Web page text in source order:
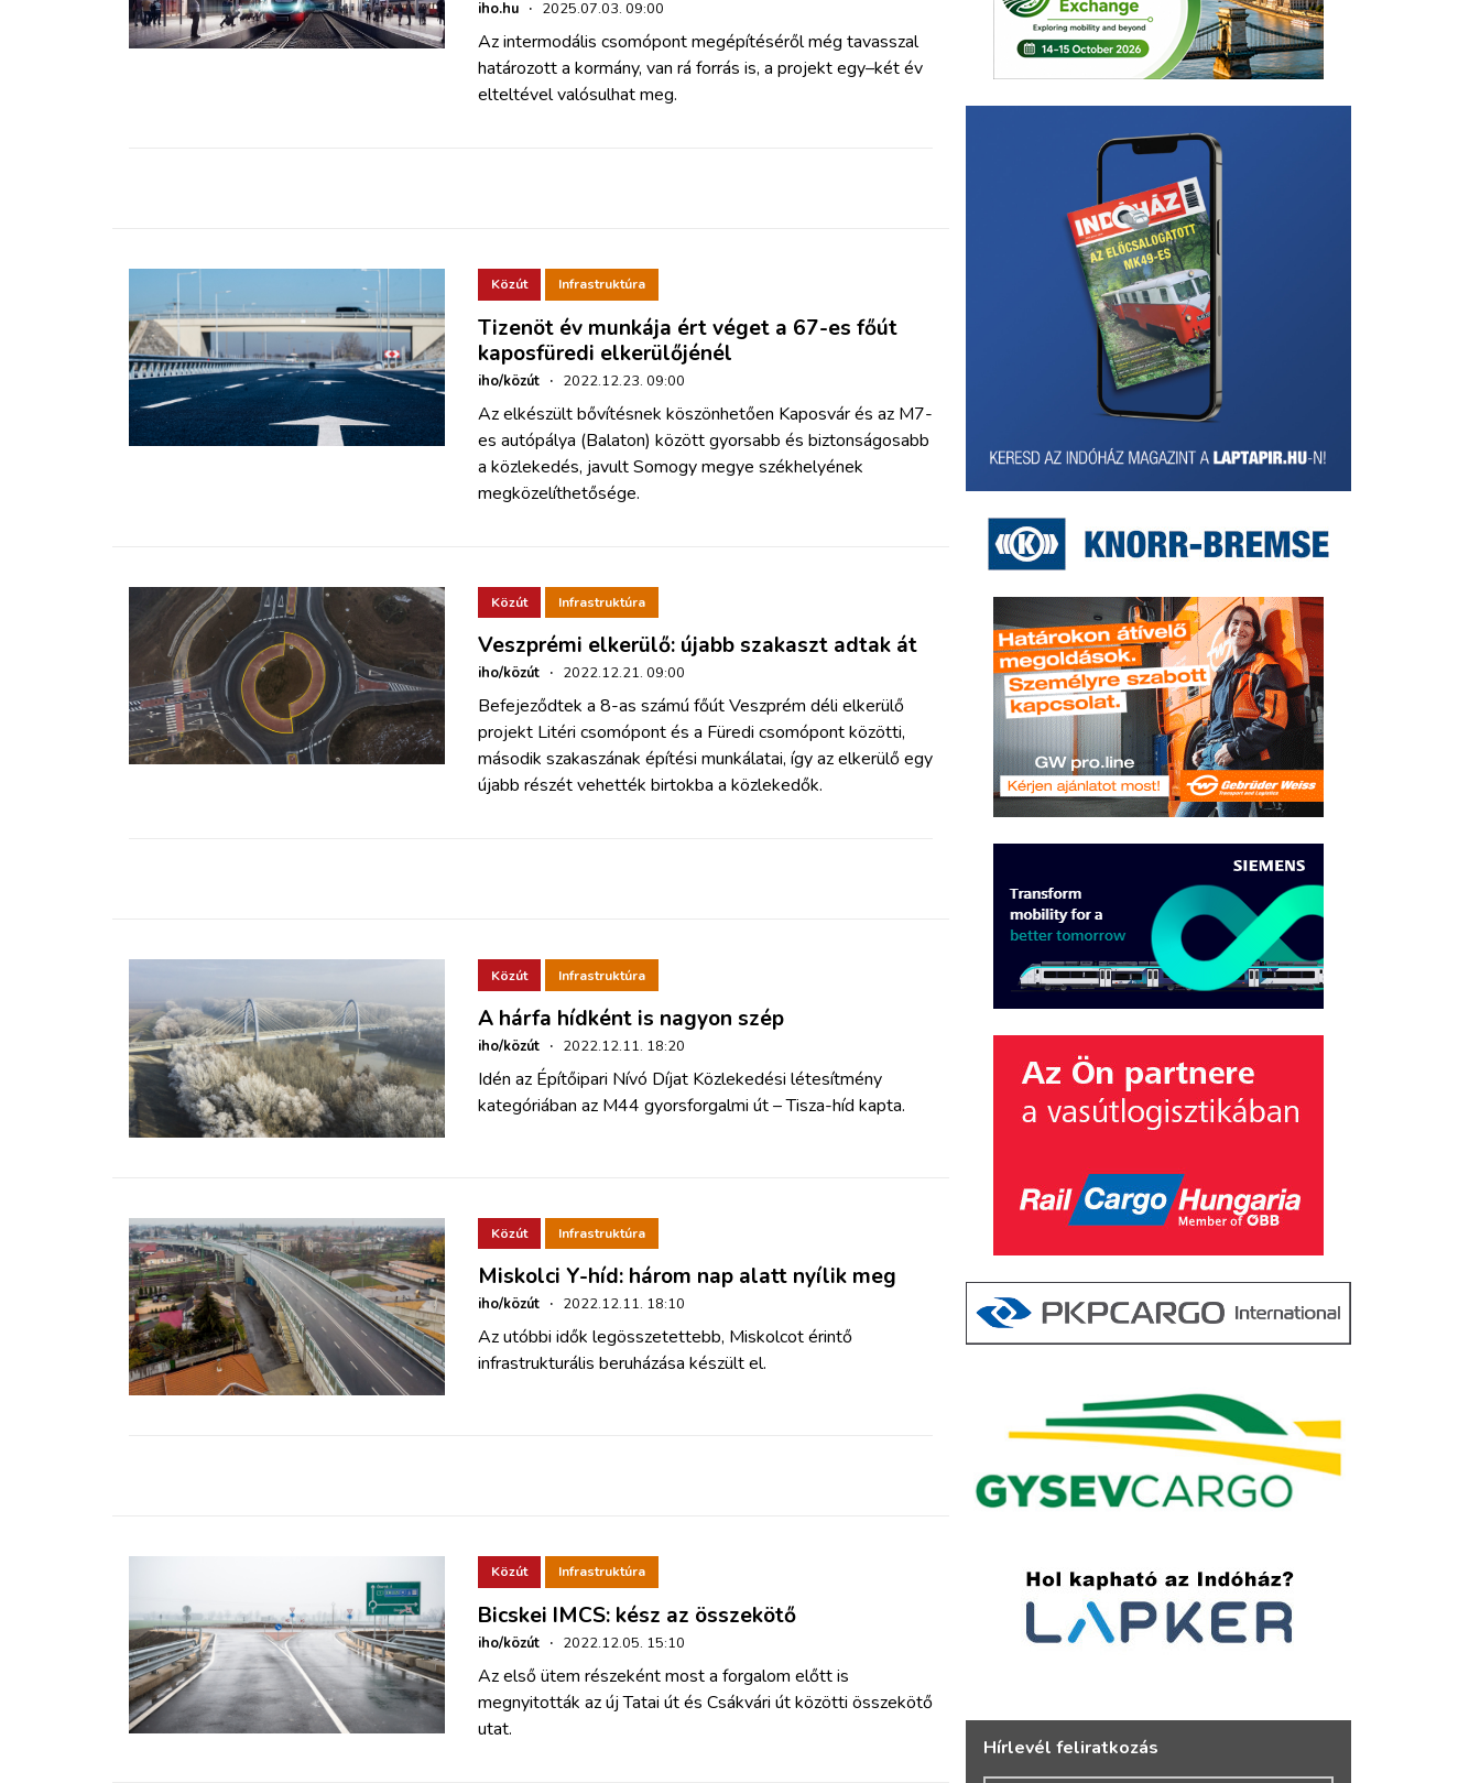
WEBSHOP
BELÉPÉS
REGISZTRÁCIÓ
iho.hu · 2025.07.03. 09:00
Az intermodális csomópont megépítéséről még tavasszal
határozott a kormány, van rá forrás is, a projekt egy–két év
elteltével valósulhat meg.
Közút Infrastruktúra
Tizenöt év munkája ért véget a 67-es főút
kaposfüredi elkerülőjénél
iho/közút · 2022.12.23. 09:00
Az elkészült bővítésnek köszönhetően Kaposvár és az M7-
es autópálya (Balaton) között gyorsabb és biztonságosabb
a közlekedés, javult Somogy megye székhelyének
megközelíthetősége.
Közút Infrastruktúra
Veszprémi elkerülő: újabb szakaszt adtak át
iho/közút · 2022.12.21. 09:00
Befejeződtek a 8-as számú főút Veszprém déli elkerülő
projekt Litéri csomópont és a Füredi csomópont közötti,
második szakaszának építési munkálatai, így az elkerülő egy
újabb részét vehették birtokba a közlekedők.
Közút Infrastruktúra
A hárfa hídként is nagyon szép
iho/közút · 2022.12.11. 18:20
Idén az Építőipari Nívó Díjat Közlekedési létesítmény
kategóriában az M44 gyorsforgalmi út – Tisza-híd kapta.
Közút Infrastruktúra
Miskolci Y-híd: három nap alatt nyílik meg
iho/közút · 2022.12.11. 18:10
Az utóbbi idők legösszetettebb, Miskolcot érintő
infrastrukturális beruházása készült el.
Közút Infrastruktúra
Bicskei IMCS: kész az összekötő
iho/közút · 2022.12.05. 15:10
Az első ütem részeként most a forgalom előtt is
megnyitották az új Tatai út és Csákvári út közötti összekötő
utat.
Hírlevél feliratkozás